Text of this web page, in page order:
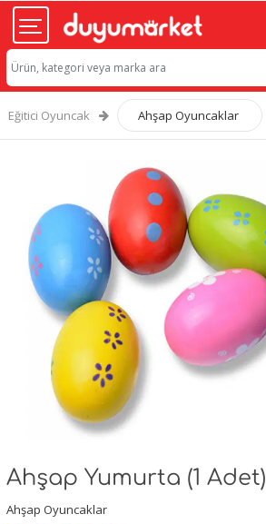
Eğitici Oyuncak Ahşap Oyuncaklar
Ahşap Yumurta (1 Adet)
Ahşap Oyuncaklar